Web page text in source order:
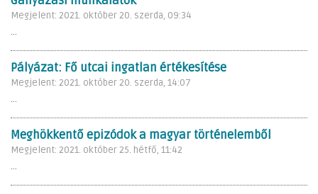
Megjelent: 2021. október 20. szerda, 09:34
...
Pályázat: Fő utcai ingatlan értékesítése
Megjelent: 2021. október 20. szerda, 14:07
...
Meghökkentő epizódok a magyar történelemből
Megjelent: 2021. október 25. hétfő, 11:42
...